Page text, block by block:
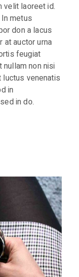
velit laoreet id.
metus
don a lacus
at auctor urna
feugiat
nullam non nisi
luctus venenatis
in
in do.